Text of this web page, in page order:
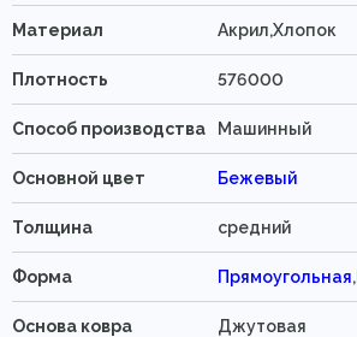
Материал Акрил,Хлопок
Плотность 576000
Способ производства Машинный
Основной цвет Бежевый
Толщина средний
Форма Прямоугольная,
Основа ковра Джутовая